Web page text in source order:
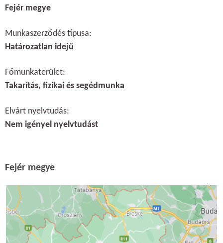
Fejér megye
Munkaszerződés típusa:
Határozatlan idejű
Főmunkaterület:
Takarítás, fizikai és segédmunka
Elvárt nyelvtudás:
Nem igényel nyelvtudást
Fejér megye